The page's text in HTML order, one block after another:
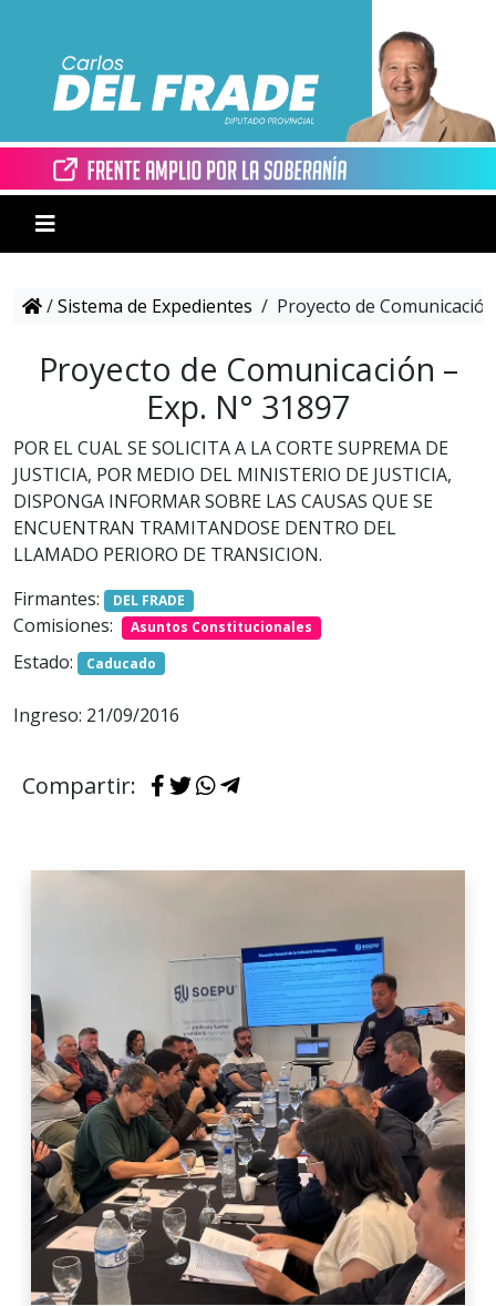
/Sistema de Expedientes / Proyecto de
Proyecto de Comunicación –
Exp. N° 31897
POR EL CUAL SE SOLICITA A LA CORTE SUPREMA DE
JUSTICIA, POR MEDIO DEL MINISTERIO DE JUSTICIA,
DISPONGA INFORMAR SOBRE LAS CAUSAS QUE SE
ENCUENTRAN TRAMITANDOSE DENTRO DEL
LLAMADO PERIORO DE TRANSICION.
Firmantes:
DEL FRADE
Comisiones: Asuntos Constitucionales
Estado: Caducado
Ingreso: 21/09/2016
Compartir: